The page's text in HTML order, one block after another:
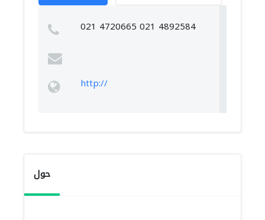
021 4720665 021 4892584
http://
حول